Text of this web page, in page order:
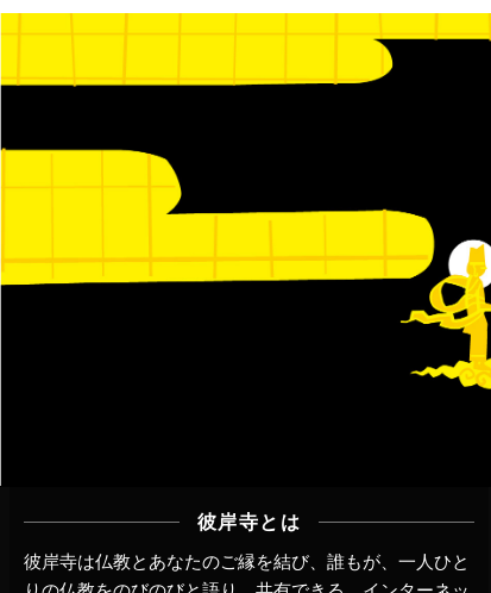
彼岸寺とは
彼岸寺は仏教とあなたのご縁を結び、誰もが、一人ひと